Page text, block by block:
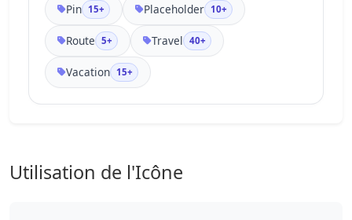
Pin 15+ Placeholder 10+
Route 5+ Travel 40+
Vacation 15+
Utilisation de l'Icône